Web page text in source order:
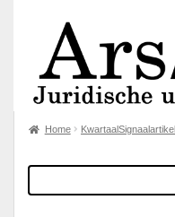
Home KwartaalSignaalartikel